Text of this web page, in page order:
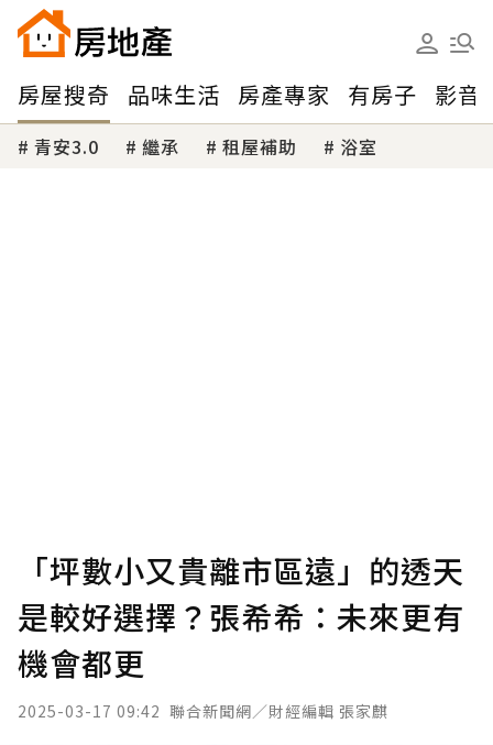
房屋搜奇 品味生活 房產專家 有房子 影音
青安3.0 繼承 租屋補助 浴室
「坪數小又貴離市區遠」的透天
是較好選擇？張希希：未來更有
機會都更
2025-03-17 09:42 聯合新聞網／財經編輯 張家麒